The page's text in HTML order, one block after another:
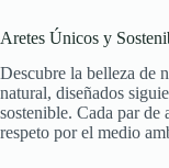
Aretes Únicos y
Descubre la belleza de
natural, diseñados
sostenible. Cada par de
respeto por el medio